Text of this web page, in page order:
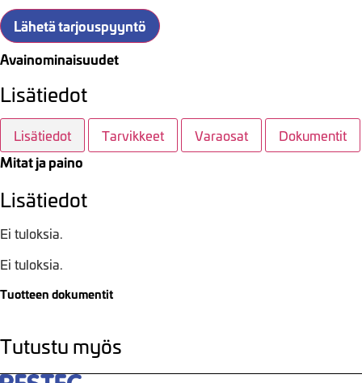
Lähetä tarjouspyyntö
Avainominaisuudet
Lisätiedot
Lisätiedot Tarvikkeet Varaosat Dokumentit
Mitat ja paino
Lisätiedot
Ei tuloksia.
Ei tuloksia.
Tuotteen dokumentit
Tutustu myös